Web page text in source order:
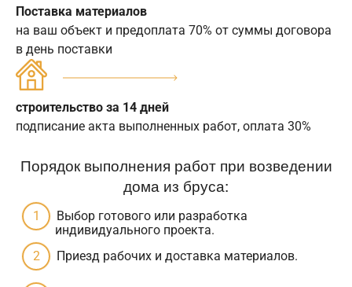
Поставка материалов
на ваш объект и предоплата 70% от суммы договора
в день поставки
строительство за 14 дней
подписание акта выполненных работ, оплата 30%
Порядок выполнения работ при возведении
дома из бруса:
Выбор готового или разработка
индивидуального проекта.
Приезд рабочих и доставка материалов.